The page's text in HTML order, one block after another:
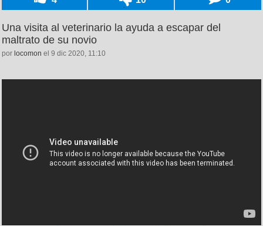
Una visita al veterinario la ayuda a escapar del
maltrato de su novio
por locomon el 9 dic 2020, 11:10